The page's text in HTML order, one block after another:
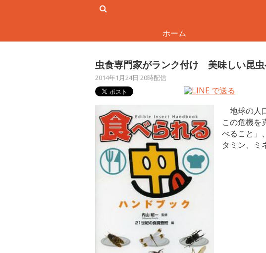
ホーム
虫食専門家がランク付け 美味しい昆
2014年1月24日 20時配信
地球の人
この危機を
べること」
タミン、ミ